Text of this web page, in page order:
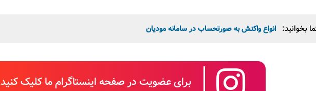
بخوانید: انواع واکنش به صورتحساب در سامانه مودیان
برای عضویت در صفحه اینستاگرام ما کلیک کنید